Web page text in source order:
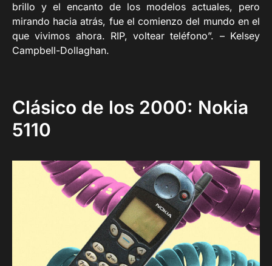
brillo y el encanto de los modelos actuales, pero
mirando hacia atrás, fue el comienzo del mundo en el
que vivimos ahora. RIP, voltear teléfono”. – Kelsey
Campbell-Dollaghan.
Clásico de los 2000: Nokia
5110